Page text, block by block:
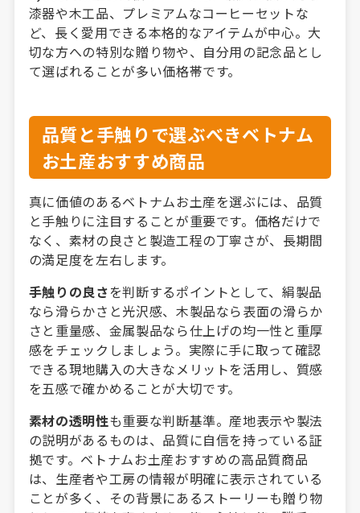
漆器や木工品、プレミアムなコーヒーセットな
ど、長く愛用できる本格的なアイテムが中心。大
切な方への特別な贈り物や、自分用の記念品とし
て選ばれることが多い価格帯です。
品質と手触りで選ぶべきベトナム
お土産おすすめ商品
真に価値のあるベトナムお土産を選ぶには、品質
と手触りに注目することが重要です。価格だけで
なく、素材の良さと製造工程の丁寧さが、長期間
の満足度を左右します。
手触りの良さを判断するポイントとして、絹製品
なら滑らかさと光沢感、木製品なら表面の滑らか
さと重量感、金属製品なら仕上げの均一性と重厚
感をチェックしましょう。実際に手に取って確認
できる現地購入の大きなメリットを活用し、質感
を五感で確かめることが大切です。
素材の透明性も重要な判断基準。産地表示や製法
の説明があるものは、品質に自信を持っている証
拠です。ベトナムお土産おすすめの高品質商品
は、生産者や工房の情報が明確に表示されている
ことが多く、その背景にあるストーリーも贈り物